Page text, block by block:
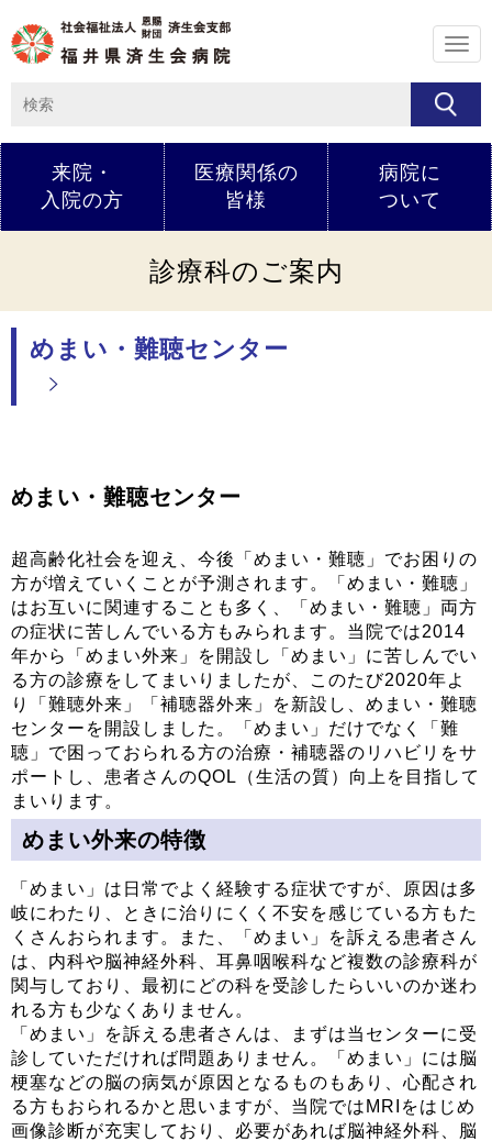
メ
ニ
ュ
来院・
入院の方
医療関係の
皆様
病院に
ついて
診療科のご案内
めまい・難聴センター
めまい・難聴センター
超高齢化社会を迎え、今後「めまい・難聴」でお困りの
方が増えていくことが予測されます。「めまい・難聴」
はお互いに関連することも多く、「めまい・難聴」両方
の症状に苦しんでいる方もみられます。当院では2014
年から「めまい外来」を開設し「めまい」に苦しんでい
る方の診療をしてまいりましたが、このたび2020年よ
り「難聴外来」「補聴器外来」を新設し、めまい・難聴
センターを開設しました。「めまい」だけでなく「難
聴」で困っておられる方の治療・補聴器のリハビリをサ
ポートし、患者さんのQOL（生活の質）向上を目指して
まいります。
めまい外来の特徴
「めまい」は日常でよく経験する症状ですが、原因は多
岐にわたり、ときに治りにくく不安を感じている方もた
くさんおられます。また、「めまい」を訴える患者さん
は、内科や脳神経外科、耳鼻咽喉科など複数の診療科が
関与しており、最初にどの科を受診したらいいのか迷わ
れる方も少なくありません。
「めまい」を訴える患者さんは、まずは当センターに受
診していただければ問題ありません。「めまい」には脳
梗塞などの脳の病気が原因となるものもあり、心配され
る方もおられるかと思いますが、当院ではMRIをはじめ
画像診断が充実しており、必要があれば脳神経外科、脳